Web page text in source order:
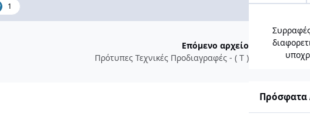
1
Επόμενο αρχείο
Πρότυπες Τεχνικές Προδιαγραφές - ( Τ )
Πρόσφατα